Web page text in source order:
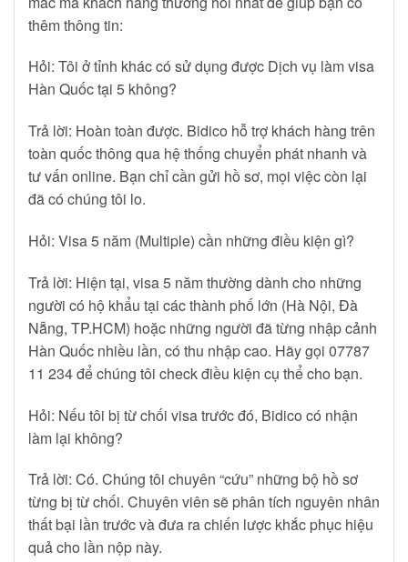
thêm thông tin:
Hỏi: Tôi ở tỉnh khác có sử dụng được Dịch vụ làm visa
Hàn Quốc tại 5 không?
Trả lời: Hoàn toàn được. Bidico hỗ trợ khách hàng trên
toàn quốc thông qua hệ thống chuyển phát nhanh và
tư vấn online. Bạn chỉ cần gửi hồ sơ, mọi việc còn lại
đã có chúng tôi lo.
Hỏi: Visa 5 năm (Multiple) cần những điều kiện gì?
Trả lời: Hiện tại, visa 5 năm thường dành cho những
người có hộ khẩu tại các thành phố lớn (Hà Nội, Đà
Nẵng, TP.HCM) hoặc những người đã từng nhập cảnh
Hàn Quốc nhiều lần, có thu nhập cao. Hãy gọi 07787
11 234 để chúng tôi check điều kiện cụ thể cho bạn.
Hỏi: Nếu tôi bị từ chối visa trước đó, Bidico có nhận
làm lại không?
Trả lời: Có. Chúng tôi chuyên “cứu” những bộ hồ sơ
từng bị từ chối. Chuyên viên sẽ phân tích nguyên nhân
thất bại lần trước và đưa ra chiến lược khắc phục hiệu
quả cho lần nộp này.